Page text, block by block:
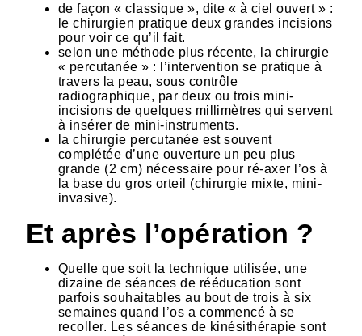
de façon « classique », dite « à ciel ouvert » :
le chirurgien pratique deux grandes incisions
pour voir ce qu’il fait.
selon une méthode plus récente, la chirurgie
« percutanée » : l’intervention se pratique à
travers la peau, sous contrôle
radiographique, par deux ou trois mini-
incisions de quelques millimètres qui servent
à insérer de mini-instruments.
la chirurgie percutanée est souvent
complétée d’une ouverture un peu plus
grande (2 cm) nécessaire pour ré-axer l’os à
la base du gros orteil (chirurgie mixte, mini-
invasive).
Et après l’opération ?
Quelle que soit la technique utilisée, une
dizaine de séances de rééducation sont
parfois souhaitables au bout de trois à six
semaines quand l’os a commencé à se
recoller. Les séances de kinésithérapie sont